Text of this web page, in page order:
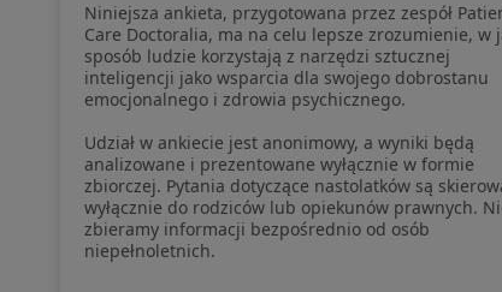
Jak działają wyniki wyszukiwania
Dostępność
O nas
Praca Rekrutujemy!
Partnerzy
Centrum prasowe
Kontakt
Niniejsza ankieta, przygotowana przez zespół
Care Doctoralia, ma na celu lepsze zrozumienie, w
sposób ludzie korzystają z narzędzi sztucznej
inteligencji jako wsparcia dla swojego dobrostanu
emocjonalnego i zdrowia psychicznego.
Udział w ankiecie jest anonimowy, a wyniki będą
analizowane i prezentowane wyłącznie w formie
zbiorczej. Pytania dotyczące nastolatków są
wyłącznie do rodziców lub opiekunów prawnych.
zbieramy informacji bezpośrednio od osób
niepełnoletnich.